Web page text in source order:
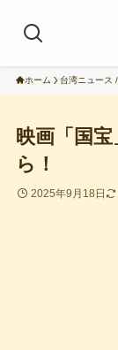
ホーム 台湾ニュース
映画「国
ら！
2025年9月18日